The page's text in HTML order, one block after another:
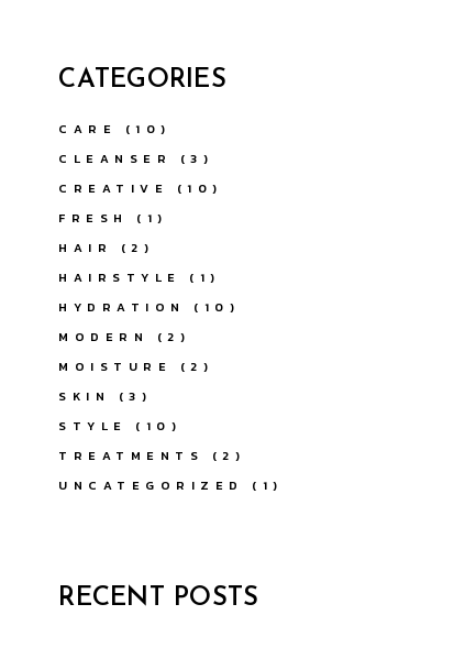
CATEGORIES
CARE
(10)
CLEANSER
(3)
CREATIVE
(10)
FRESH
(1)
HAIR
(2)
HAIRSTYLE
(1)
HYDRATION
(10)
MODERN
(2)
MOISTURE
(2)
SKIN
(3)
STYLE
(10)
TREATMENTS
(2)
UNCATEGORIZED
(1)
RECENT POSTS